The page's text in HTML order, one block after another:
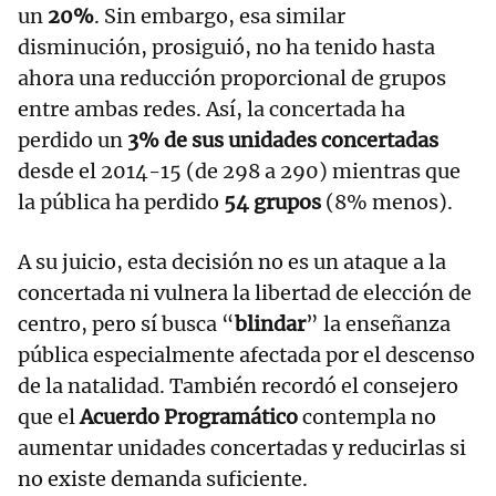
un 20%. Sin embargo, esa similar
disminución, prosiguió, no ha tenido hasta
ahora una reducción proporcional de grupos
entre ambas redes. Así, la concertada ha
perdido un 3% de sus unidades concertadas
desde el 2014-15 (de 298 a 290) mientras que
la pública ha perdido 54 grupos (8% menos).
A su juicio, esta decisión no es un ataque a la
concertada ni vulnera la libertad de elección de
centro, pero sí busca “blindar” la enseñanza
pública especialmente afectada por el descenso
de la natalidad. También recordó el consejero
que elAcuerdo Programáticocontempla no
aumentar unidades concertadas y reducirlas si
no existe demanda suficiente.